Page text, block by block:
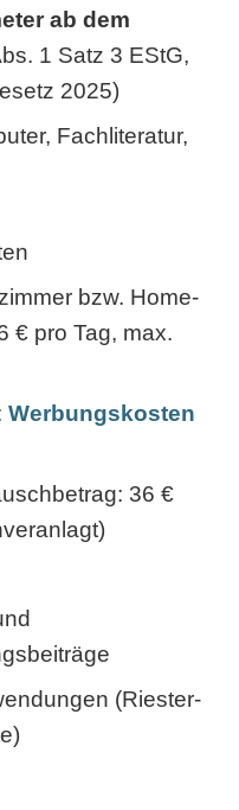
ab dem
1 Satz 3 EStG,
2025)
Fachliteratur,
bzw. Home-
€ pro Tag, max.
Werbungskosten
36 €
(Riester-